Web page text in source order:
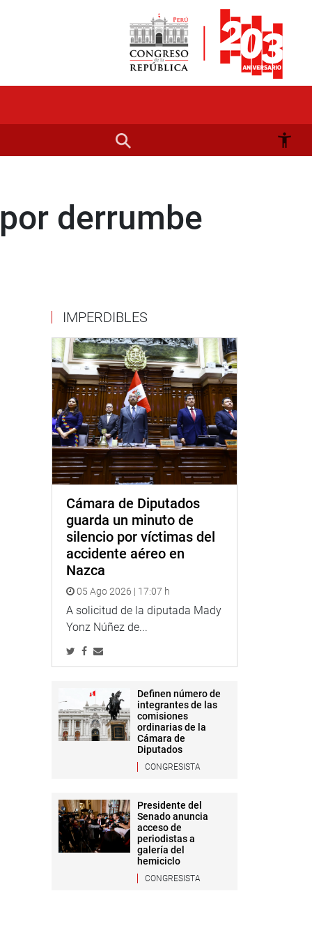
derrumbe
IMPERDIBLES
Cámara de Diputados
guarda un minuto de
silencio por víctimas del
accidente aéreo en
Nazca
05 Ago 2026 | 17:07 h
A solicitud de la diputada Mady
Yonz Núñez de...
Definen número de
integrantes de las
comisiones
ordinarias de la
Cámara de
Diputados
CONGRESISTA
Presidente del
Senado anuncia
acceso de
periodistas a
galería del
hemiciclo
CONGRESISTA